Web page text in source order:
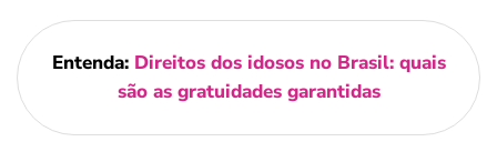
Entenda: Direitos dos idosos no Brasil: quais
são as gratuidades garantidas